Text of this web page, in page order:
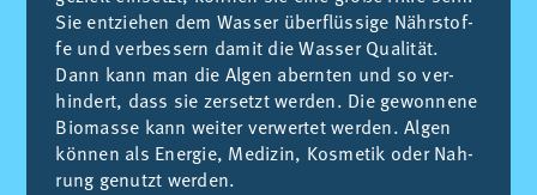
Sie ent­zie­hen dem Was­ser über­flüs­si­ge Nähr­stof­
fe und ver­bes­sern da­mit die Was­ser Qua­li­tät.
Dann kann man die Al­gen ab­ern­ten und so ver­
hin­dert, dass sie zer­setzt wer­den. Die ge­won­ne­ne
Bio­mas­se kann wei­ter ver­wer­tet wer­den. Al­gen
kön­nen als En­er­gie, Me­di­zin, Kos­me­tik oder Nah­
rung ge­nutzt wer­den.